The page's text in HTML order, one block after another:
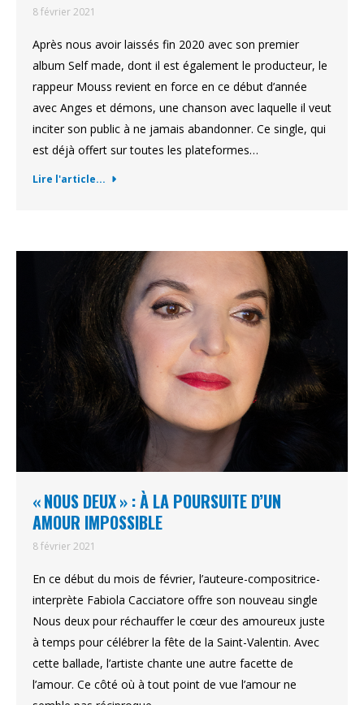
8 février 2021
Après nous avoir laissés fin 2020 avec son premier
album Self made, dont il est également le producteur, le
rappeur Mouss revient en force en ce début d’année
avec Anges et démons, une chanson avec laquelle il veut
inciter son public à ne jamais abandonner. Ce single, qui
est déjà offert sur toutes les plateformes…
Lire l'article...
« NOUS DEUX » : À LA POURSUITE D’UN
AMOUR IMPOSSIBLE
8 février 2021
En ce début du mois de février, l’auteure-compositrice-
interprète Fabiola Cacciatore offre son nouveau single
Nous deux pour réchauffer le cœur des amoureux juste
à temps pour célébrer la fête de la Saint-Valentin. Avec
cette ballade, l’artiste chante une autre facette de
l’amour. Ce côté où à tout point de vue l’amour ne